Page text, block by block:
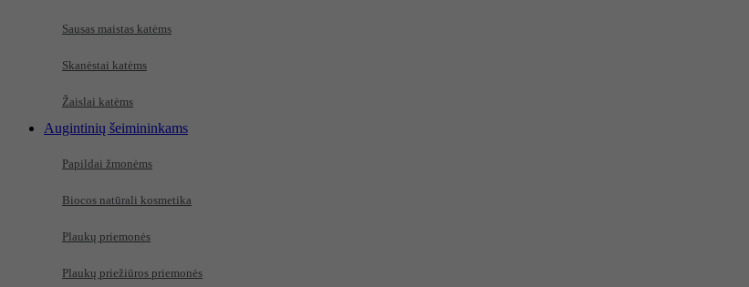
Sausas maistas katėms
Skanėstai katėms
Žaislai katėms
Augintinių šeimininkams
Papildai žmonėms
Biocos natūrali kosmetika
Plaukų priemonės
Plaukų priežiūros priemonės